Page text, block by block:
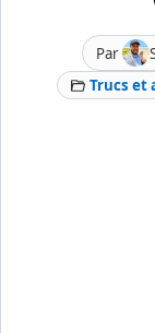
Par
Trucs et